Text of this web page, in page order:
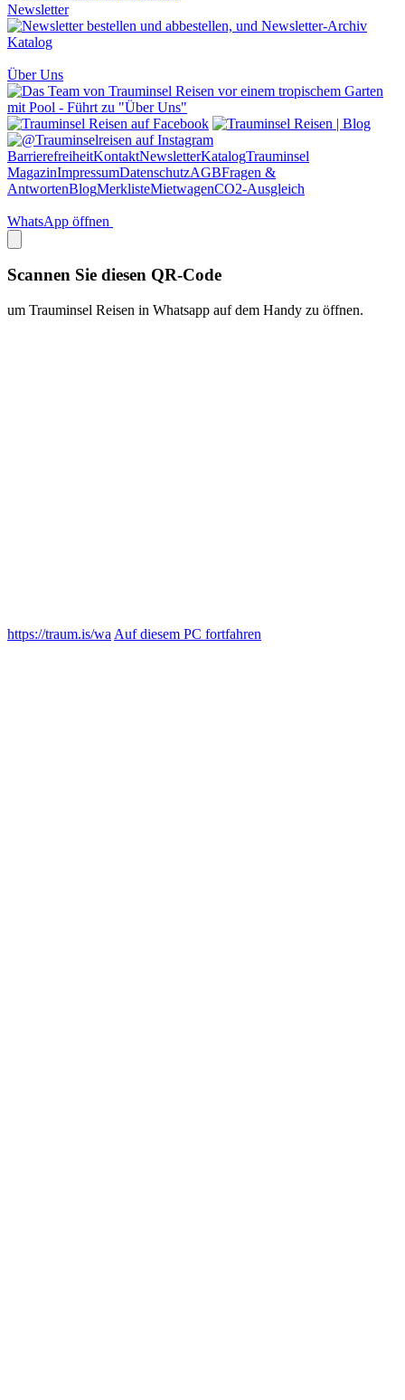
Newsletter
Katalog
Über Uns
BarrierefreiheitKontaktNewsletterKatalogTrauminsel
MagazinImpressumDatenschutzAGBFragen &
AntwortenBlogMerklisteMietwagenCO2-Ausgleich
WhatsApp öffnen
Scannen Sie diesen QR-Code
um Trauminsel Reisen in Whatsapp auf dem Handy zu öffnen.
https://traum.is/wa Auf diesem PC fortfahren